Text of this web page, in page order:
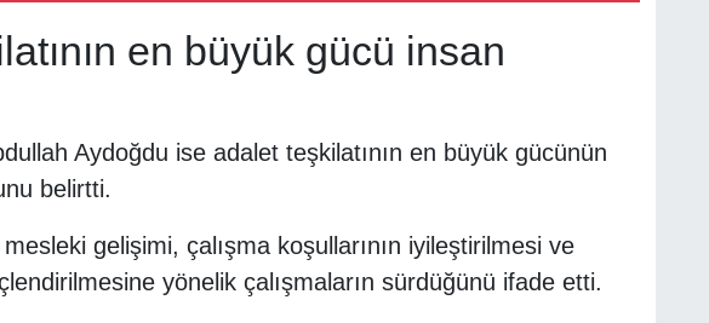
en büyük gücü insan
Aydoğdu ise adalet teşkilatının en büyük gücünün
belirtti.
gelişimi, çalışma koşullarının iyileştirilmesi ve
yönelik çalışmaların sürdüğünü ifade etti.